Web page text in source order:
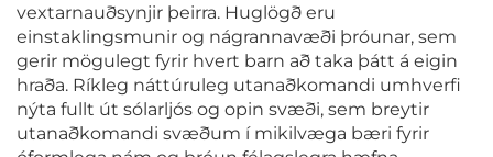
vextarnauðsynjir þeirra. Huglögð eru
einstaklingsmunir og nágrannavæði þróunar, sem
gerir mögulegt fyrir hvert barn að taka þátt á eigin
hraða. Ríkleg náttúruleg utanaðkomandi umhverfi
nýta fullt út sólarljós og opin svæði, sem breytir
utanaðkomandi svæðum í mikilvæga bæri fyrir